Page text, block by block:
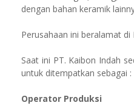
dengan bahan keramik
Perusahaan ini beralamat di
Saat ini PT. Kaibon Indah
untuk ditempatkan sebagai :
Operator Produksi